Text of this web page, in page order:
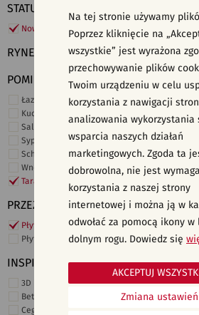
STATUS
Nowości
RYNEK
POMIESZCZENIE
Łazienka
Kuchnia
Salon i hol
Sypialnia
Schody
Wnętrza komercyjne
Taras i ogród
PRZEZNACZENIE
Płytki ścienne
Płytki podłogowe
INSPIRACJE
3D i struktury
Beton
Cegiełki
Na tej stronie używamy
Poprzez kliknięcie na
wszystkie” jest wyrażona
przechowywanie plików
Twoim urządzeniu w celu
korzystania z nawigacji
analizowania wykorzystania
wsparcia naszych działań
marketingowych. Zgoda ta
dobrowolna, nie jest
korzystania z naszej strony
internetowej i można ją w
odwołać za pomocą ikony w
dolnym rogu. Dowiedz się
Zmiana ustawień
AKCEPTUJ